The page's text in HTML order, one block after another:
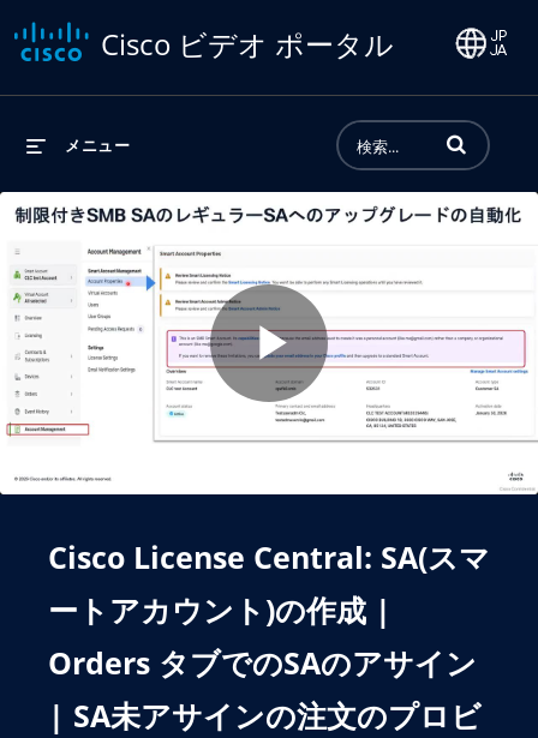
Cisco ビデオ ポータル
メニュー 動画の検索語句
Play
Cisco License Central: SA(スマ
ートアカウント)の作成 |
Orders タブでのSAのアサイン
| SA未アサインの注文のプロビ